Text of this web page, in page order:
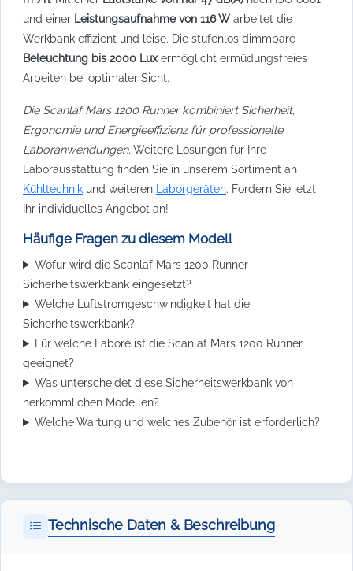
und einer Leistungsaufnahme von 116 W arbeitet die
Werkbank effizient und leise. Die stufenlos dimmbare
Beleuchtung bis 2000 Luxermöglicht ermüdungsfreies
Arbeiten bei optimaler Sicht.
Die Scanlaf Mars 1200 Runner kombiniert Sicherheit,
Ergonomie und Energieeffizienz für professionelle
Laboranwendungen. Weitere Lösungen für Ihre
Laborausstattung finden Sie in unserem Sortiment an
Kühltechnik und weiteren Laborgeräten. Fordern Sie jetzt
Ihr individuelles Angebot an!
Häufige Fragen zu diesem Modell
Wofür wird die Scanlaf Mars 1200 Runner
Sicherheitswerkbank eingesetzt?
Welche Luftstromgeschwindigkeit hat die
Sicherheitswerkbank?
Für welche Labore ist die Scanlaf Mars 1200 Runner
geeignet?
Was unterscheidet diese Sicherheitswerkbank von
herkömmlichen Modellen?
Welche Wartung und welches Zubehör ist erforderlich?
Technische Daten & Beschreibung